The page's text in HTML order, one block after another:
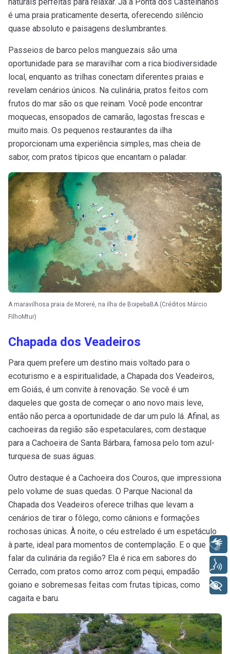
é uma praia praticamente deserta, oferecendo silêncio
quase absoluto e paisagens deslumbrantes.
Passeios de barco pelos manguezais são uma
oportunidade para se maravilhar com a rica biodiversidade
local, enquanto as trilhas conectam diferentes praias e
revelam cenários únicos. Na culinária, pratos feitos com
frutos do mar são os que reinam. Você pode encontrar
moquecas, ensopados de camarão, lagostas frescas e
muito mais. Os pequenos restaurantes da ilha
proporcionam uma experiência simples, mas cheia de
sabor, com pratos típicos que encantam o paladar.
A maravilhosa praia de Moreré, na ilha de BoipebaBA (Créditos Márcio
FilhoMtur)
Chapada dos Veadeiros
Para quem prefere um destino mais voltado para o
ecoturismo e a espiritualidade, a Chapada dos Veadeiros,
em Goiás, é um convite à renovação. Se você é um
daqueles que gosta de começar o ano novo mais leve,
então não perca a oportunidade de dar um pulo lá. Afinal, as
cachoeiras da região são espetaculares, com destaque
para a Cachoeira de Santa Bárbara, famosa pelo tom azul-
turquesa de suas águas.
Outro destaque é a Cachoeira dos Couros, que impressiona
pelo volume de suas quedas. O Parque Nacional da
Chapada dos Veadeiros oferece trilhas que levam a
cenários de tirar o fôlego, como cânions e formações
rochosas únicas. À noite, o céu estrelado é um espetáculo
à parte, ideal para momentos de contemplação. E o que
falar da culinária da região? Ela é rica em sabores do
Cerrado, com pratos como arroz com pequi, empadão
goiano e sobremesas feitas com frutas típicas, como
cagaita e baru.
Libras
+ Acessibilidade